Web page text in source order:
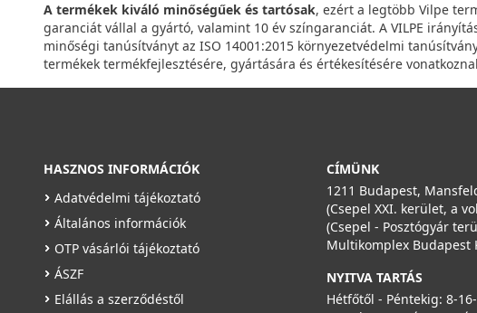
A termékek kiváló minőségűek és tartósak, ezért a legtöbb Vilpe
garanciát vállal a gyártó, valamint 10 év színgaranciát. A VILPE
minőségi tanúsítványt az ISO 14001:2015 környezetvédelmi
termékek termékfejlesztésére, gyártására és értékesítésére
HASZNOS INFORMÁCIÓK
Adatvédelmi tájékoztató
Általános információk
OTP vásárlói tájékoztató
ÁSZF
Elállás a szerződéstől
CÍMÜNK
1211 Budapest,
(Csepel XXI. kerület, a
(Csepel - Posztógyár
Multikomplex Budapest
NYITVA TARTÁS
Hétfőtől - Péntekig: 8-